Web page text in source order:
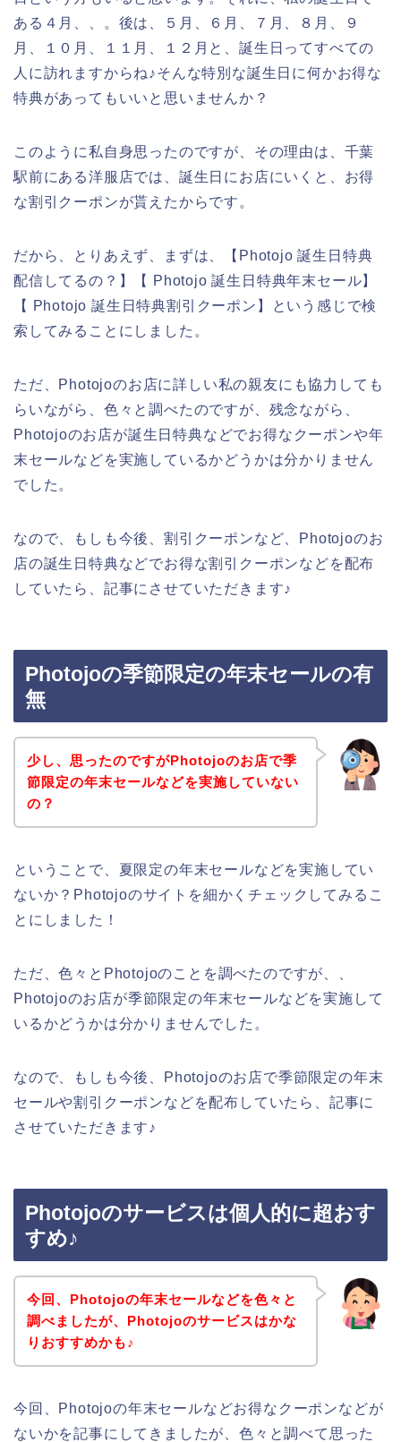
ある４月、、。後は、５月、６月、７月、８月、９
月、１０月、１１月、１２月と、誕生日ってすべての
人に訪れますからね♪そんな特別な誕生日に何かお得な
特典があってもいいと思いませんか？
このように私自身思ったのですが、その理由は、千葉
駅前にある洋服店では、誕生日にお店にいくと、お得
な割引クーポンが貰えたからです。
だから、とりあえず、まずは、【Photojo 誕生日特典
配信してるの？】【 Photojo 誕生日特典年末セール】
【 Photojo 誕生日特典割引クーポン】という感じで検
索してみることにしました。
ただ、Photojoのお店に詳しい私の親友にも協力しても
らいながら、色々と調べたのですが、残念ながら、
Photojoのお店が誕生日特典などでお得なクーポンや年
末セールなどを実施しているかどうかは分かりません
でした。
なので、もしも今後、割引クーポンなど、Photojoのお
店の誕生日特典などでお得な割引クーポンなどを配布
していたら、記事にさせていただきます♪
Photojoの季節限定の年末セールの有
無
少し、思ったのですがPhotojoのお店で季
節限定の年末セールなどを実施していない
の？
ということで、夏限定の年末セールなどを実施してい
ないか？Photojoのサイトを細かくチェックしてみるこ
とにしました！
ただ、色々とPhotojoのことを調べたのですが、、
Photojoのお店が季節限定の年末セールなどを実施して
いるかどうかは分かりませんでした。
なので、もしも今後、Photojoのお店で季節限定の年末
セールや割引クーポンなどを配布していたら、記事に
させていただきます♪
Photojoのサービスは個人的に超おす
すめ♪
今回、Photojoの年末セールなどを色々と
調べましたが、Photojoのサービスはかな
りおすすめかも♪
今回、Photojoの年末セールなどお得なクーポンなどが
ないかを記事にしてきましたが、色々と調べて思った